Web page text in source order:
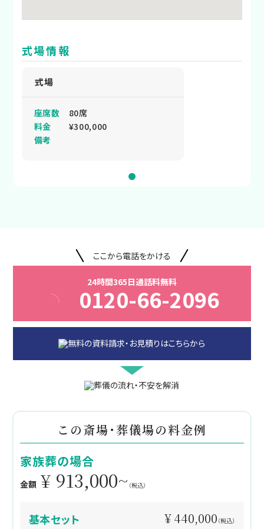
式場情報
式場
座席数
80席
料金
¥300,000
備考
ここから電話をかける
24時間365日通話料無料
0120-66-2096
この斎場・葬儀場の料金例
家族葬の場合
金額 ¥ 913,000~ （税込）
基本セット ¥ 440,000 （税込）